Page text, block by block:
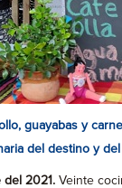
guayabas y
del destino y
del 2021. Veinte